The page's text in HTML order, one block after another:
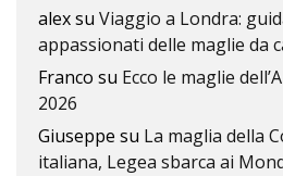
alexsu Viaggio a Londra:
appassionati delle maglie da
Franco su Ecco le maglie
2026
Giuseppe su La maglia della
italiana, Legea sbarca ai